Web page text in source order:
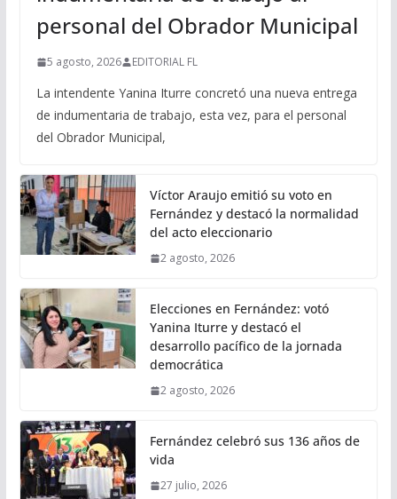
personal del Obrador Municipal
5 agosto, 2026 EDITORIAL FL
La intendente Yanina Iturre concretó una nueva entrega
de indumentaria de trabajo, esta vez, para el personal
del Obrador Municipal,
Víctor Araujo emitió su voto en
Fernández y destacó la normalidad
del acto eleccionario
2 agosto, 2026
Elecciones en Fernández: votó
Yanina Iturre y destacó el
desarrollo pacífico de la jornada
democrática
2 agosto, 2026
Fernández celebró sus 136 años de
vida
27 julio, 2026